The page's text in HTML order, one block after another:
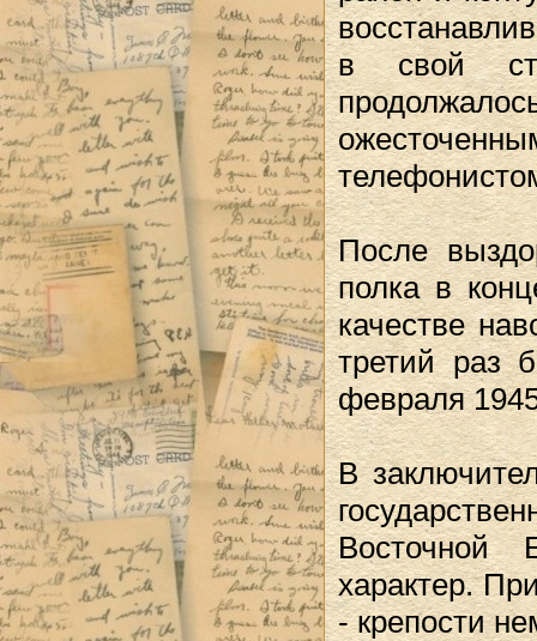
в свой
После
полка в
качестве
третий раз
февраля
В
Восточной
характер.
- крепости